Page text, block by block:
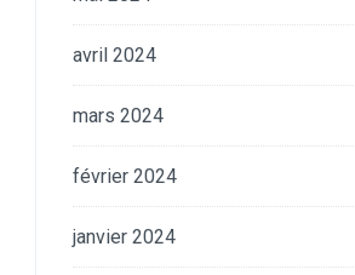
avril 2024
mars 2024
février 2024
janvier 2024